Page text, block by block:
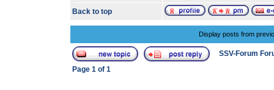
Back to top
Display posts from
SSV-Forum
Page 1 of 1